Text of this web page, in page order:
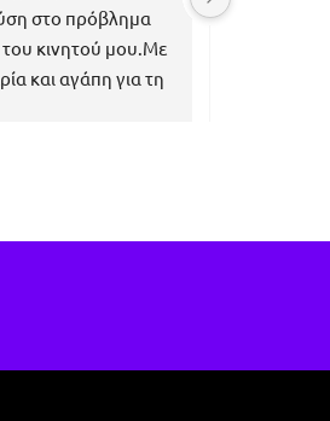
στο πρόβλημα
κινητού μου.Με
και αγάπη για τη
τη συγκοινωνία,